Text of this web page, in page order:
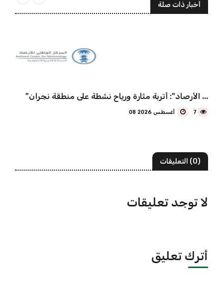
أخبار ذات صلة
"الأرصاد": أتربة مثارة ورياح نشطة على منطقة نجران ...
7
(0) التعليقات
لا توجد تعليقات
أترك تعليق